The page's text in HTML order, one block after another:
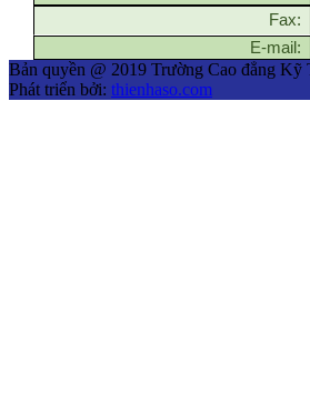
Fax:
E-mail:
Bản quyền @ 2019 Trường Cao đẳng
Phát triển bởi: thienhaso.com